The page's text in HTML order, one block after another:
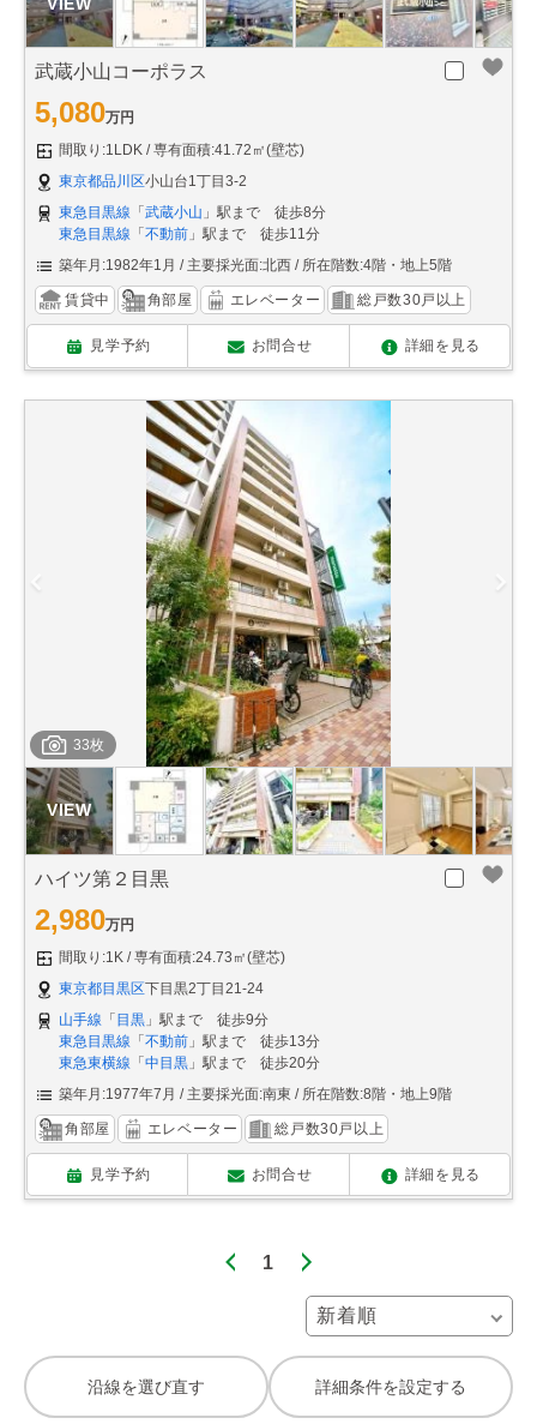
武蔵小山コーポラス
5,080万円
間取り:1LDK
専有面積:41.72㎡(壁芯)
東京都品川区小山台1丁目3-2
東急目黒線 「 武蔵小山 」駅まで 徒歩8分
東急目黒線 「 不動前 」駅まで 徒歩11分
築年月:1982年1月
主要採光面:北西 所在階数:4階・地上5階
賃貸中 角部屋 エレベーター 総戸数30戸以上
見学予約 お問合せ 詳細を見る
33枚
ハイツ第２目黒
2,980万円
間取り:1K
専有面積:24.73㎡(壁芯)
東京都目黒区下目黒2丁目21-24
山手線 「目黒 」駅まで 徒歩9分
東急目黒線 「不動前 」駅まで 徒歩13分
東急東横線 「中目黒 」駅まで 徒歩20分
築年月:1977年7月
主要採光面:南東 所在階数:8階・地上9階
角部屋 エレベーター 総戸数30戸以上
見学予約 お問合せ 詳細を見る
1
沿線を選び直す 詳細条件を設定する